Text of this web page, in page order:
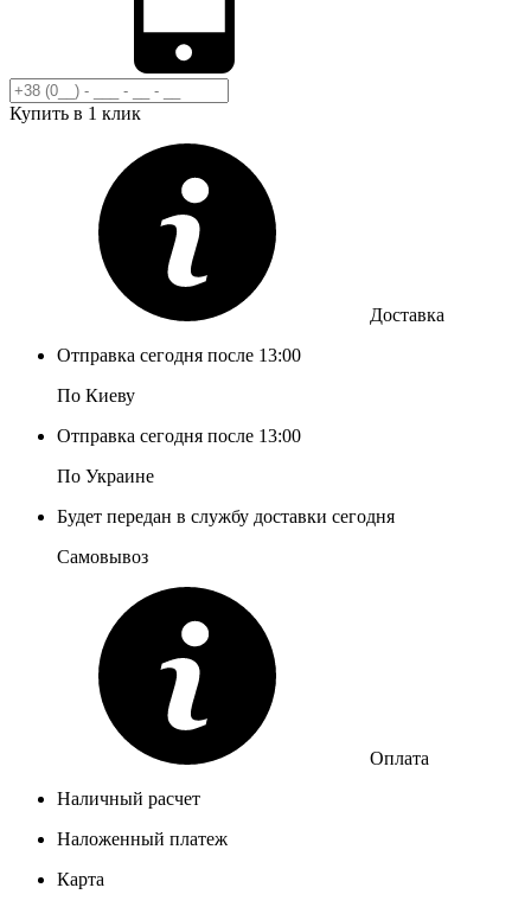
Купить в 1 клик
Доставка
Отправка сегодня после 13:00
По Киеву
Отправка сегодня после 13:00
По Украине
Будет передан в службу доставки сегодня
Самовывоз
Оплата
Наличный расчет
Наложенный платеж
Карта